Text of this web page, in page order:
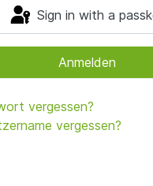
Sign in with a
Anmelden
vergessen?
vergessen?